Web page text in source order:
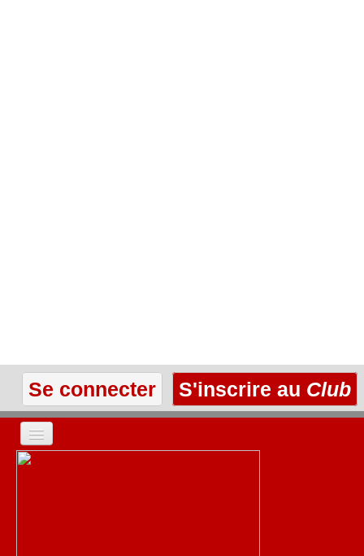
Se connecter S'inscrire au Club